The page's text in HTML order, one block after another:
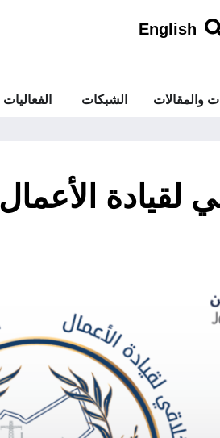
English
والمقالات الشبكات الفعاليات
لقيادة الأعمال